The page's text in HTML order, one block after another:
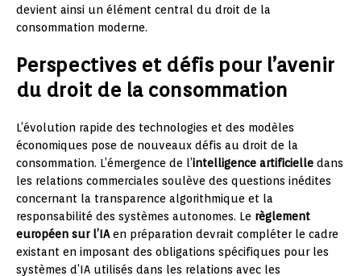
devient ainsi un élément central du droit de la
consommation moderne.
Perspectives et défis pour l’avenir
du droit de la consommation
L’évolution rapide des technologies et des modèles
économiques pose de nouveaux défis au droit de la
consommation. L’émergence de l’intelligence artificielle dans
les relations commerciales soulève des questions inédites
concernant la transparence algorithmique et la
responsabilité des systèmes autonomes. Le règlement
européen sur l’IAen préparation devrait compléter le cadre
existant en imposant des obligations spécifiques pour les
systèmes d’IA utilisés dans les relations avec les